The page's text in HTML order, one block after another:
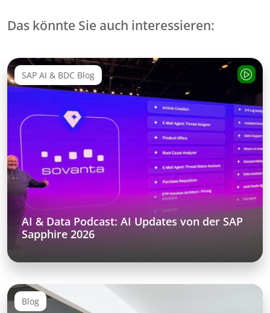
Das könnte Sie auch interessieren:
SAP AI & BDC Blog
AI & Data Podcast: AI Updates von der SAP
Sapphire 2026
Blog